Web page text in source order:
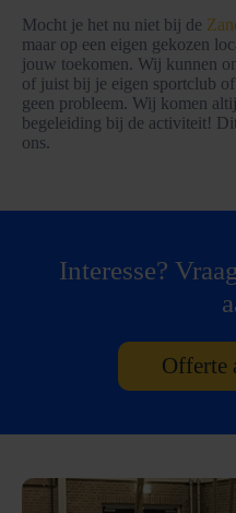
Mocht je het nu niet bij de
maar op een eigen gekozen
jouw toekomen. Wij kunnen
of juist bij je eigen sportclub
geen probleem. Wij komen
begeleiding bij de activiteit!
ons.
Interesse? Vraag
Offerte